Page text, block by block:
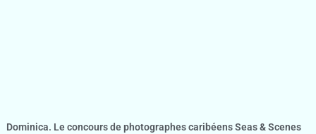
Dominica. Le concours de photographes caribéens Seas & Scenes